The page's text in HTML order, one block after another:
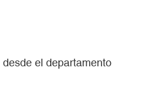
el departamento